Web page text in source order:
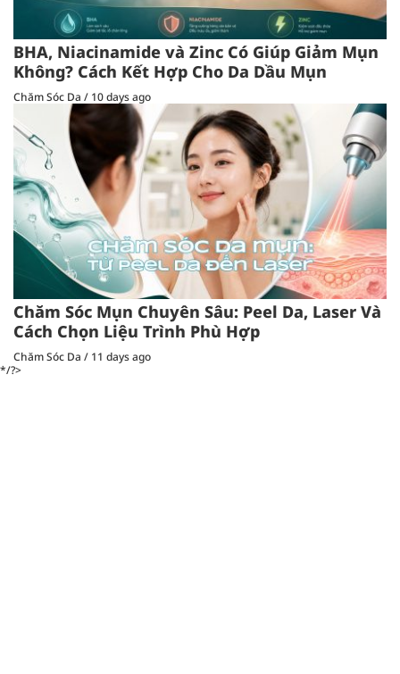
BHA, Niacinamide và Zinc Có Giúp Giảm Mụn
Không? Cách Kết Hợp Cho Da Dầu Mụn
Chăm Sóc Da / 10 days ago
Chăm Sóc Mụn Chuyên Sâu: Peel Da, Laser Và
Cách Chọn Liệu Trình Phù Hợp
Chăm Sóc Da / 11 days ago
*/?>